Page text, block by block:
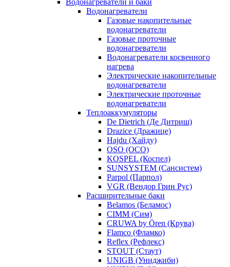
Водонагреватели и баки
Водонагреватели
Газовые накопительные
водонагреватели
Газовые проточные
водонагреватели
Водонагреватели косвенного
нагрева
Электрические накопительные
водонагреватели
Электрические проточные
водонагреватели
Теплоаккумуляторы
De Dietrich (Де Дитриш)
Drazice (Дражице)
Hajdu (Хайду)
OSO (ОСО)
KOSPEL (Коспел)
SUNSYSTEM (Сансистем)
Parpol (Парпол)
VGR (Вендор Грин Рус)
Расширительные баки
Belamos (Беламос)
CIMM (Сим)
CRUWA by Ören (Крува)
Flamco (Фламко)
Reflex (Рефлекс)
STOUT (Стаут)
UNIGB (Униджиби)